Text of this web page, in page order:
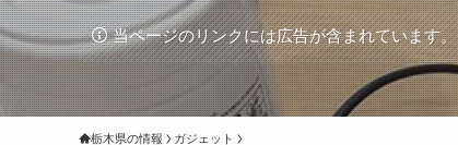
当ページのリンクには広告が含まれています。
栃木県の情報 ガジェット